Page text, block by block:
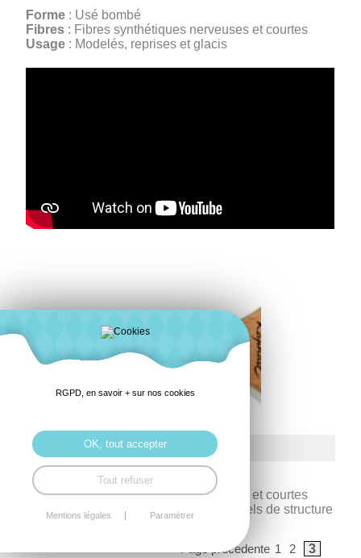
Forme : Usé bombé
Fibres : Fibres synthétiques nerveuses et courtes
Usage : Modelés, reprises et glacis
TEXTURA SPALTER 292
Forme
: Spalter
Fibres: Fibres synthétiques nerveuses et courtes
Usage : empâtement et utilisation de gels de structure
< Page precedente 1 2 3
RGPD, en savoir + sur nos cookies
OK, tout accepter
Tout refuser
Mentions légales Paramétrer